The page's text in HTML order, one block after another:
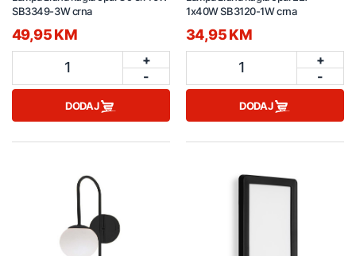
SB3349-3W crna
49,95 KM
1
+
-
DODAJ
1x40W SB3120-1W crna
34,95 KM
1
+
-
DODAJ